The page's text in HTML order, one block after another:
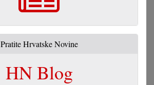
Pratite Hrvatske Novine
HN Blog